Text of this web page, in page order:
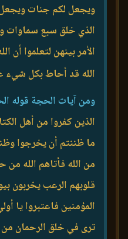
ويجعل لكم جنات ويجعل
الذي خلق سبع سماوات
الأمر بينهن لتعلموا
الله قد أحاط بكل شيء
ومن آيات الحجة قوله
الذين كفروا من أهل
ما ظننتم أن يخرجوا
من الله فأتاهم الله
قلوبهم الرعب يخربون
المؤمنين فاعتبروا يا
ترى في خلق الرحمان